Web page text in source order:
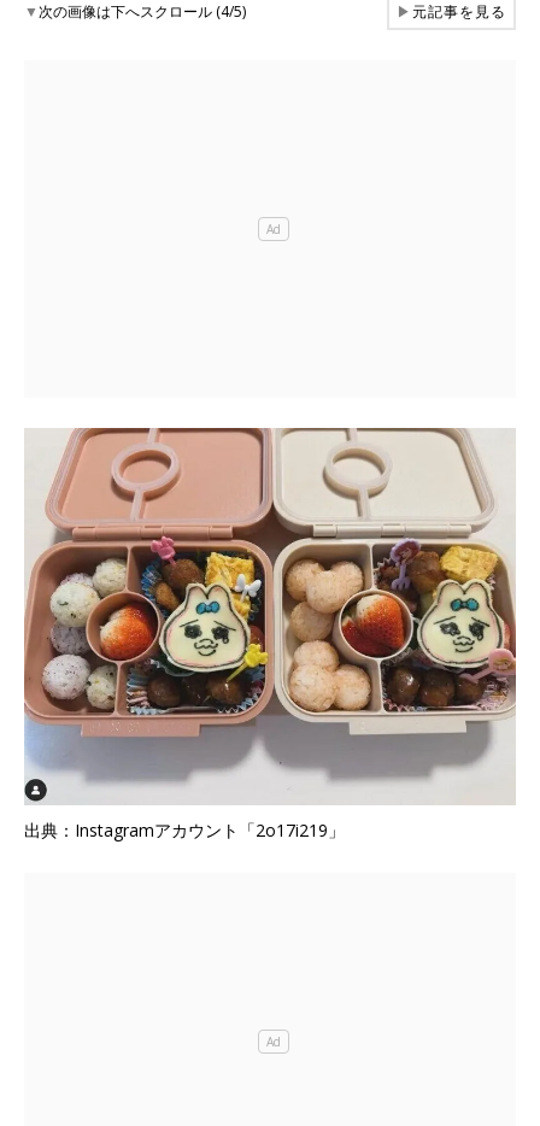
▼次の画像は下へスクロール (4/5) ▶元記事を見る
出典：Instagramアカウント「2o17i219」